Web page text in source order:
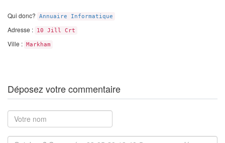
Qui donc? Annuaire Informatique
Adresse : 10 Jill Crt
Ville : Markham
Déposez votre commentaire